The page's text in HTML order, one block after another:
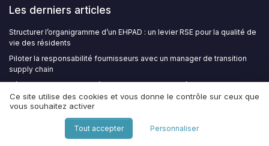
Les derniers articles
Structurer l’organigramme d’un EHPAD : un levier RSE pour la qualité de
vie des résidents
Piloter la responsabilité fournisseurs avec un manager de transition
supply chain
Réussir un emploi engagé avec les Francas : stratégies RSE pour
recruter dans l’animation éducative
Quelle différence entre société à mission et mutuelle ?
Après Volvic, avant l'ECGT : pourquoi les allégations 'neutre en
carbone' exposent les entreprises au tribunal
Ce site utilise des cookies et vous donne le contrôle sur ceux que
vous souhaitez activer
Tout accepter Personnaliser